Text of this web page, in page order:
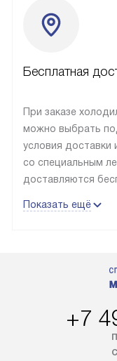
Бесплатная
При заказе
можно выбрать
условия доставки
со специальным
доставляются
до подъезда,
в течение трех
регионы
транспортную
100%
Показать ещё
+7